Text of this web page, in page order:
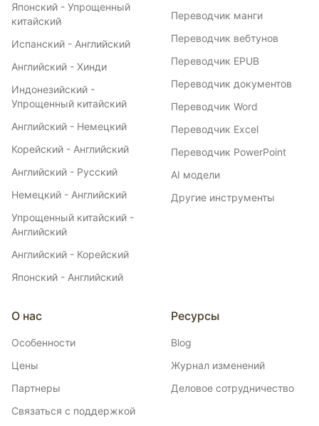
Японский - Упрощенный
китайский
Испанский - Английский
Английский - Хинди
Индонезийский -
Упрощенный китайский
Английский - Немецкий
Корейский - Английский
Английский - Русский
Немецкий - Английский
Упрощенный китайский -
Английский
Английский - Корейский
Японский - Английский
Переводчик манги
Переводчик вебтунов
Переводчик EPUB
Переводчик документов
Переводчик Word
Переводчик Excel
Переводчик PowerPoint
AI модели
Другие инструменты
О нас
Особенности
Цены
Партнеры
Связаться с поддержкой
Ресурсы
Blog
Журнал изменений
Деловое сотрудничество